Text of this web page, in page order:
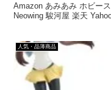
Amazon あみあみ ホビー
Neowing 駿河屋 楽天
人気・品薄商品